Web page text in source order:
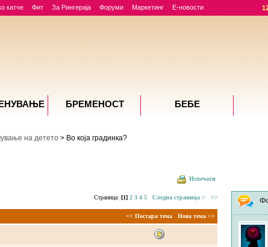
катче Фит За Рингераја Форуми Маркетинг Е-новости
на детето> Во која градинка?
Испечати
Страница: [1] 2 3 4 5 Следна страница > >>
<< Постара тема Нова тема >>
БРЕМЕНОСТ БЕБЕ